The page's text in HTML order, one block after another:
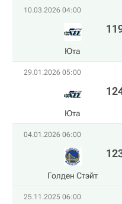
10.03.2026 04:00
Юта
29.01.2026 05:00
Юта
04.01.2026 06:00
Голден Стэйт
25.11.2025 06:00